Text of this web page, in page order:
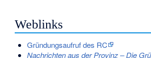
Weblinks
Gründungsaufruf des RC
Nachrichten aus der Provinz – Die